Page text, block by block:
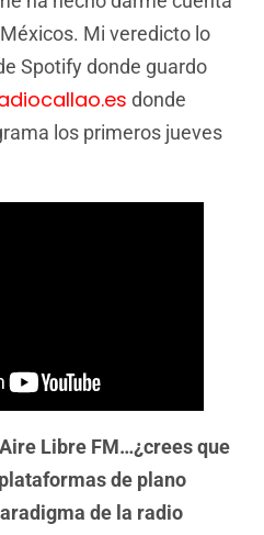
Mi veredicto lo
Spotify donde guardo
donde
los primeros jueves
Libre FM…¿crees que
de plano
de la radio